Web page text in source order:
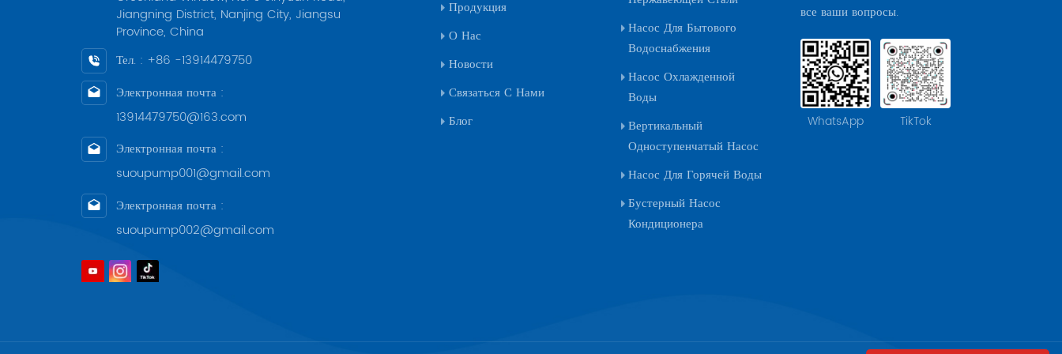
долгосрочную стабильность работы химического завода, гарантировать
безопасность производства, повысить эффективность производства и
достичь устойчивого развития.
Jiangning District, Nanjing City, Jiangsu
Province, China
Тел. : +86 -13914479750
Электронная почта :
13914479750@163.com
Электронная почта :
suoupump001@gmail.com
Электронная почта :
suoupump002@gmail.com
Продукция
О Нас
Новости
Связаться С Нами
Блог
Насос Для Бытового
Водоснабжения
Насос Охлажденной
Воды
Вертикальный
Одноступенчатый Насос
Насос Для Горячей Воды
Бустерный Насос
Кондиционера
все ваши вопросы.
WhatsApp TikTok